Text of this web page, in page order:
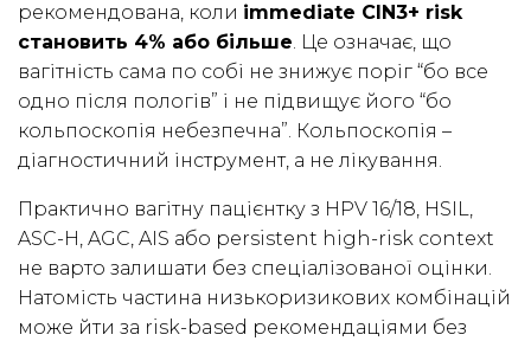
рекомендована, коли immediate CIN3+ risk
становить 4% або більше. Це означає, що
вагітність сама по собі не знижує поріг “бо все
одно після пологів” і не підвищує його “бо
кольпоскопія небезпечна”. Кольпоскопія –
діагностичний інструмент, а не лікування.
Практично вагітну пацієнтку з HPV 16/18, HSIL,
ASC-H, AGC, AIS або persistent high-risk context
не варто залишати без спеціалізованої оцінки.
Натомість частина низькоризикових комбінацій
може йти за risk-based рекомендаціями без